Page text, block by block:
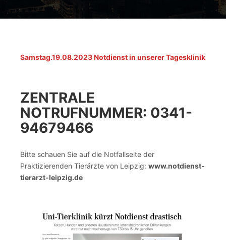
Samstag.19.08.2023 Notdienst in unserer Tagesklinik
ZENTRALE
NOTRUFNUMMER: 0341-
94679466
Bitte schauen Sie auf die Notfallseite der
Praktizierenden Tierärzte von Leipzig: www.notdienst-
tierarzt-leipzig.de